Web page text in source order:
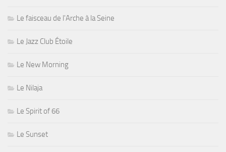
Le faisceau de l'Arche à la Seine
Le Jazz Club Étoile
Le New Morning
Le Nilaja
Le Spirit of 66
Le Sunset